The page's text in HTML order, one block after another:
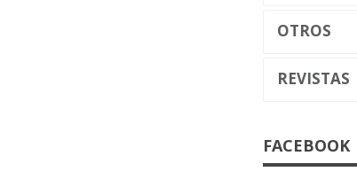
OTROS
REVISTAS
FACEBOOK